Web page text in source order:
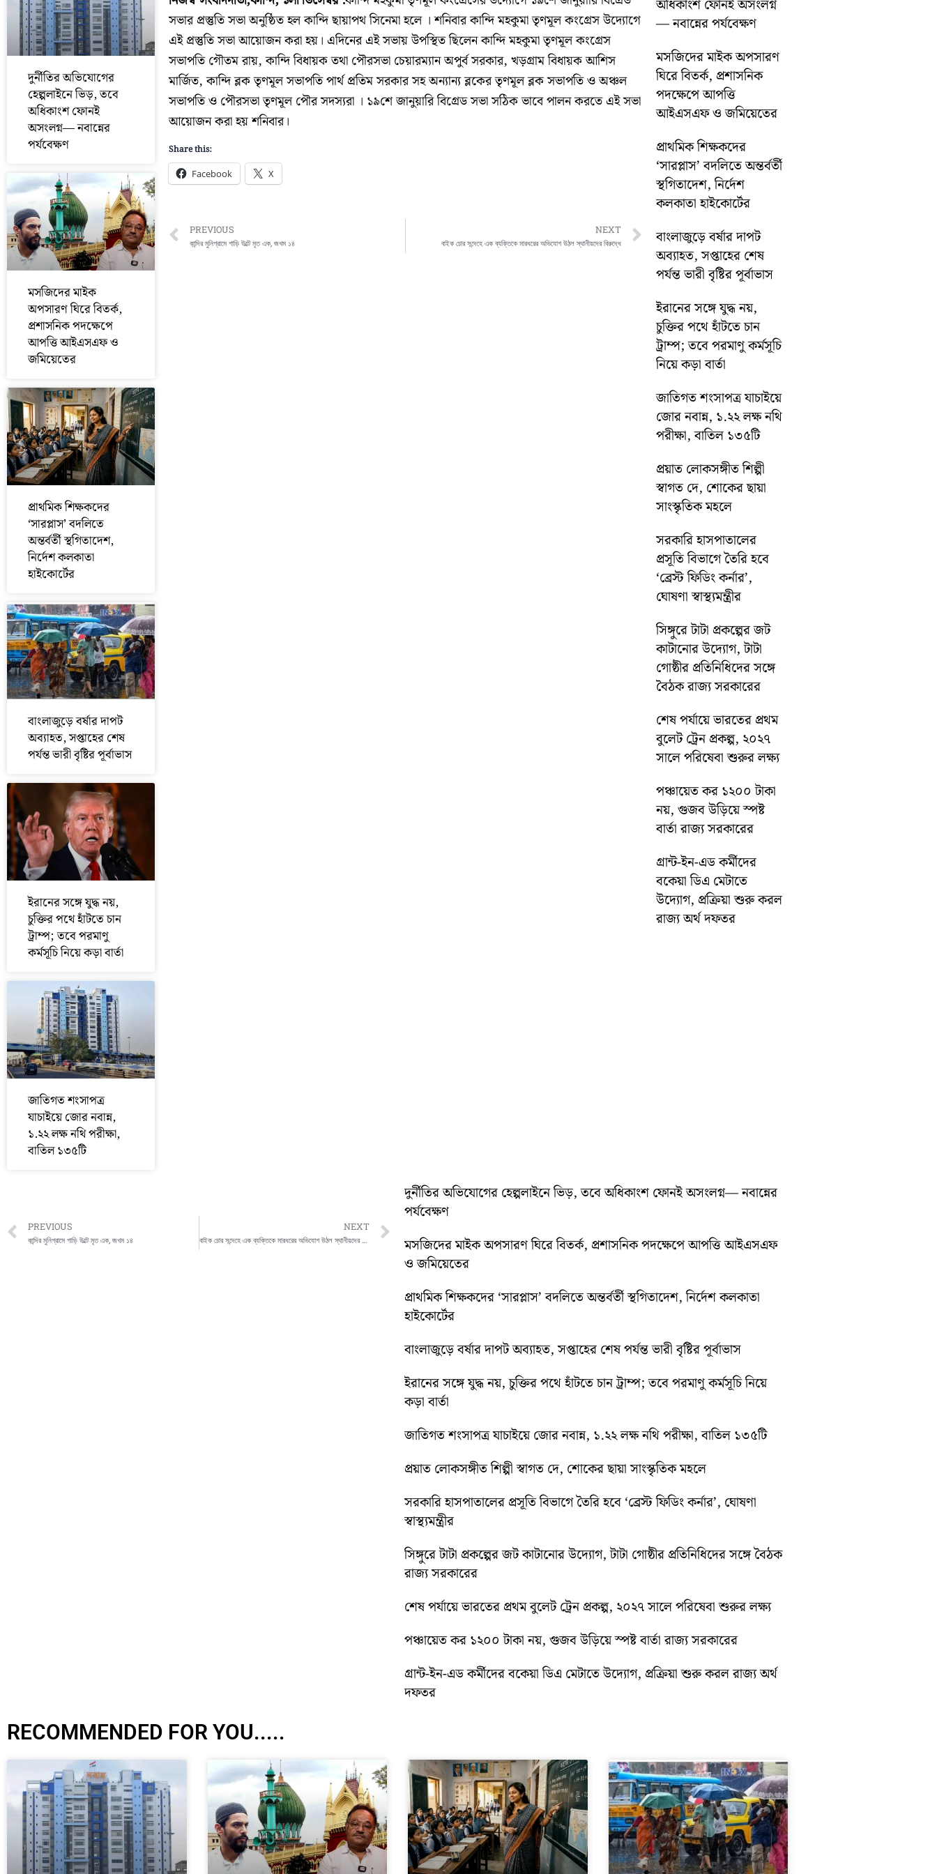
দুর্নীতির অভিযোগের
হেল্পলাইনে ভিড়, তবে
অধিকাংশ ফোনই
অসংলগ্ন— নবান্নের
পর্যবেক্ষণ
মসজিদের মাইক
অপসারণ ঘিরে বিতর্ক,
প্রশাসনিক পদক্ষেপে
আপত্তি আইএসএফ ও
জমিয়েতের
প্রাথমিক শিক্ষকদের
‘সারপ্লাস’ বদলিতে
অন্তর্বর্তী স্থগিতাদেশ,
নির্দেশ কলকাতা
হাইকোর্টের
বাংলাজুড়ে বর্ষার দাপট
অব্যাহত, সপ্তাহের শেষ
পর্যন্ত ভারী বৃষ্টির পূর্বাভাস
ইরানের সঙ্গে যুদ্ধ নয়,
চুক্তির পথে হাঁটতে চান
ট্রাম্প; তবে পরমাণু
কর্মসূচি নিয়ে কড়া বার্তা
জাতিগত শংসাপত্র
যাচাইয়ে জোর নবান্ন,
১.২২ লক্ষ নথি পরীক্ষা,
বাতিল ১৩৫টি
সভার প্রস্তুতি সভা অনুষ্ঠিত হল কান্দি ছায়াপথ সিনেমা হলে । শনিবার কান্দি মহকুমা তৃণমূল কংগ্রেস উদ্যোগে
এই প্রস্তুতি সভা আয়োজন করা হয়। এদিনের এই সভায় উপস্থিত ছিলেন কান্দি মহকুমা তৃণমূল কংগ্রেস
সভাপতি গৌতম রায়, কান্দি বিধায়ক তথা পৌরসভা চেয়ারম্যান অপুর্ব সরকার, খড়গ্রাম বিধায়ক আশিস
মার্জিত, কান্দি ব্লক তৃণমূল সভাপতি পার্থ প্রতিম সরকার সহ অন্যান্য ব্লকের তৃণমূল ব্লক সভাপতি ও অঞ্চল
সভাপতি ও পৌরসভা তৃণমূল পৌর সদস্যরা । ১৯শে জানুয়ারি বিগ্রেড সভা সঠিক ভাবে পালন করতে এই সভা
আয়োজন করা হয় শনিবার।
Share this:
Facebook X
Prev
PREVIOUS
কান্দির মুনিগ্রামে গাড়ি উল্টে মৃত এক, জখম ১৪
NEXT
বাইক চোর সন্দেহে এক ব্যক্তিকে মারধরের অভিযোগ উঠল স্থানীয়দের বিরুদ্ধে Next
অধিকাংশ ফোনই অসংলগ্ন
— নবান্নের পর্যবেক্ষণ
মসজিদের মাইক অপসারণ
ঘিরে বিতর্ক, প্রশাসনিক
পদক্ষেপে আপত্তি
আইএসএফ ও জমিয়েতের
প্রাথমিক শিক্ষকদের
‘সারপ্লাস’ বদলিতে অন্তর্বর্তী
স্থগিতাদেশ, নির্দেশ
কলকাতা হাইকোর্টের
বাংলাজুড়ে বর্ষার দাপট
অব্যাহত, সপ্তাহের শেষ
পর্যন্ত ভারী বৃষ্টির পূর্বাভাস
ইরানের সঙ্গে যুদ্ধ নয়,
চুক্তির পথে হাঁটতে চান
ট্রাম্প; তবে পরমাণু কর্মসূচি
নিয়ে কড়া বার্তা
জাতিগত শংসাপত্র যাচাইয়ে
জোর নবান্ন, ১.২২ লক্ষ নথি
পরীক্ষা, বাতিল ১৩৫টি
প্রয়াত লোকসঙ্গীত শিল্পী
স্বাগত দে, শোকের ছায়া
সাংস্কৃতিক মহলে
সরকারি হাসপাতালের
প্রসূতি বিভাগে তৈরি হবে
‘ব্রেস্ট ফিডিং কর্নার’,
ঘোষণা স্বাস্থ্যমন্ত্রীর
সিঙ্গুরে টাটা প্রকল্পের জট
কাটানোর উদ্যোগ, টাটা
গোষ্ঠীর প্রতিনিধিদের সঙ্গে
বৈঠক রাজ্য সরকারের
শেষ পর্যায়ে ভারতের প্রথম
বুলেট ট্রেন প্রকল্প, ২০২৭
সালে পরিষেবা শুরুর লক্ষ্য
পঞ্চায়েত কর ১২০০ টাকা
নয়, গুজব উড়িয়ে স্পষ্ট
বার্তা রাজ্য সরকারের
গ্রান্ট-ইন-এড কর্মীদের
বকেয়া ডিএ মেটাতে
উদ্যোগ, প্রক্রিয়া শুরু করল
রাজ্য অর্থ দফতর
Prev
PREVIOUS
কান্দির মুনিগ্রামে গাড়ি উল্টে মৃত এক, জখম ১৪
NEXT
বাইক চোর সন্দেহে এক ব্যক্তিকে মারধরের অভিযোগ উঠল স্থানীয়দের বিরুদ্ধে Next
দুর্নীতির অভিযোগের হেল্পলাইনে ভিড়, তবে অধিকাংশ ফোনই অসংলগ্ন— নবান্নের
পর্যবেক্ষণ
মসজিদের মাইক অপসারণ ঘিরে বিতর্ক, প্রশাসনিক পদক্ষেপে আপত্তি আইএসএফ
ও জমিয়েতের
প্রাথমিক শিক্ষকদের ‘সারপ্লাস’ বদলিতে অন্তর্বর্তী স্থগিতাদেশ, নির্দেশ কলকাতা
হাইকোর্টের
বাংলাজুড়ে বর্ষার দাপট অব্যাহত, সপ্তাহের শেষ পর্যন্ত ভারী বৃষ্টির পূর্বাভাস
ইরানের সঙ্গে যুদ্ধ নয়, চুক্তির পথে হাঁটতে চান ট্রাম্প; তবে পরমাণু কর্মসূচি নিয়ে
কড়া বার্তা
জাতিগত শংসাপত্র যাচাইয়ে জোর নবান্ন, ১.২২ লক্ষ নথি পরীক্ষা, বাতিল ১৩৫টি
প্রয়াত লোকসঙ্গীত শিল্পী স্বাগত দে, শোকের ছায়া সাংস্কৃতিক মহলে
সরকারি হাসপাতালের প্রসূতি বিভাগে তৈরি হবে ‘ব্রেস্ট ফিডিং কর্নার’, ঘোষণা
স্বাস্থ্যমন্ত্রীর
সিঙ্গুরে টাটা প্রকল্পের জট কাটানোর উদ্যোগ, টাটা গোষ্ঠীর প্রতিনিধিদের সঙ্গে বৈঠক
রাজ্য সরকারের
শেষ পর্যায়ে ভারতের প্রথম বুলেট ট্রেন প্রকল্প, ২০২৭ সালে পরিষেবা শুরুর লক্ষ্য
পঞ্চায়েত কর ১২০০ টাকা নয়, গুজব উড়িয়ে স্পষ্ট বার্তা রাজ্য সরকারের
গ্রান্ট-ইন-এড কর্মীদের বকেয়া ডিএ মেটাতে উদ্যোগ, প্রক্রিয়া শুরু করল রাজ্য অর্থ
দফতর
RECOMMENDED FOR YOU.....